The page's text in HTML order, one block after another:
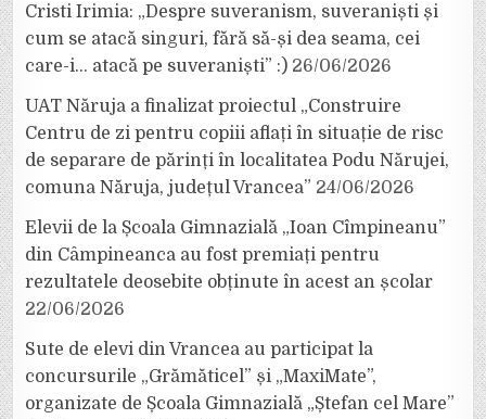
Cristi Irimia: „Despre suveranism, suveraniști și
cum se atacă singuri, fără să-și dea seama, cei
care-i… atacă pe suveraniști” :) 26/06/2026
UAT Năruja a finalizat proiectul „Construire
Centru de zi pentru copiii aflați în situație de risc
de separare de părinți în localitatea Podu Nărujei,
comuna Năruja, județul Vrancea” 24/06/2026
Elevii de la Școala Gimnazială „Ioan Cîmpineanu”
din Câmpineanca au fost premiați pentru
rezultatele deosebite obținute în acest an școlar
22/06/2026
Sute de elevi din Vrancea au participat la
concursurile „Grămăticel” și „MaxiMate”,
organizate de Școala Gimnazială „Ștefan cel Mare”